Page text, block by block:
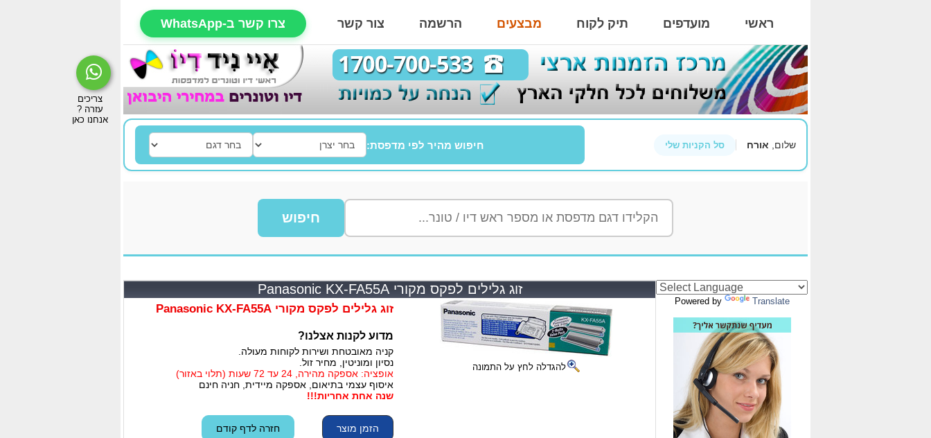
ראשי מועדפים תיק לקוח מבצעים הרשמה צור קשר צרו קשר ב-WhatsApp
שלום, אורח סל הקניות שלי חיפוש מהיר לפי מדפסת:
חיפוש
זוג גלילים לפקס מקורי Panasonic KX-FA55A
להגדלה לחץ על התמונה
זוג גלילים לפקס מקורי Panasonic KX-FA55A
מדוע לקנות אצלנו?
קניה מאובטחת ושירות לקוחות מעולה.
נסיון ומוניטין, מחיר זול.
אופציה: אספקה מהירה, 24 עד 72 שעות (תלוי באזור)
איסוף עצמי בתיאום, אספקה מיידית, חניה חינם
שנה אחת אחריות!!!
Powered by Translate